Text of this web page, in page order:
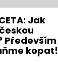
Jak
Především
kopat!